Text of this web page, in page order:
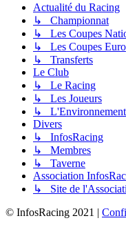
Actualité du Racing
↳ Championnat
↳ Les Coupes
↳ Les Coupes
↳ Transferts
Le Club
↳ Le Racing
↳ Les Joueurs
↳ L'Environnement
Divers
↳ InfosRacing
↳ Membres
↳ Taverne
Association
↳ Site de
© InfosRacing 2021 |